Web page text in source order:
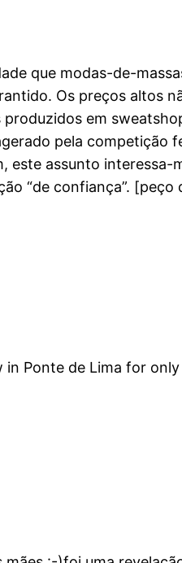
que modas-de-
Os preços altos
em
pela competição
assunto
“de confiança”.
Ponte de Lima for only